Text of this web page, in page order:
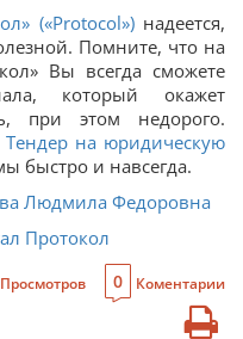
(«Protocol»)надеется,
Помните, что на
Вы всегда сможете
который окажет
при этом недорого.
Тендер на юридическую
быстро и навсегда.
Людмила Федоровна
Протокол
Просмотров 0 Коментарии